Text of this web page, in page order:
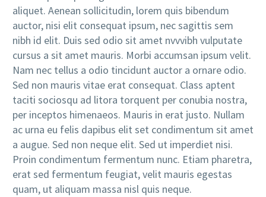
aliquet. Aenean sollicitudin, lorem quis bibendum
auctor, nisi elit consequat ipsum, nec sagittis sem
nibh id elit. Duis sed odio sit amet nvvvibh vulputate
cursus a sit amet mauris. Morbi accumsan ipsum velit.
Nam nec tellus a odio tincidunt auctor a ornare odio.
Sed non mauris vitae erat consequat. Class aptent
taciti sociosqu ad litora torquent per conubia nostra,
per inceptos himenaeos. Mauris in erat justo. Nullam
ac urna eu felis dapibus elit set condimentum sit amet
a augue. Sed non neque elit. Sed ut imperdiet nisi.
Proin condimentum fermentum nunc. Etiam pharetra,
erat sed fermentum feugiat, velit mauris egestas
quam, ut aliquam massa nisl quis neque.